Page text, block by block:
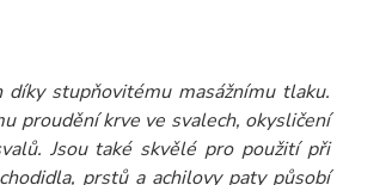
stupňovitému masážnímu tlaku.
proudění krve ve svalech, okysličení
Jsou také skvělé pro použití při
prstů a achilovy paty působí